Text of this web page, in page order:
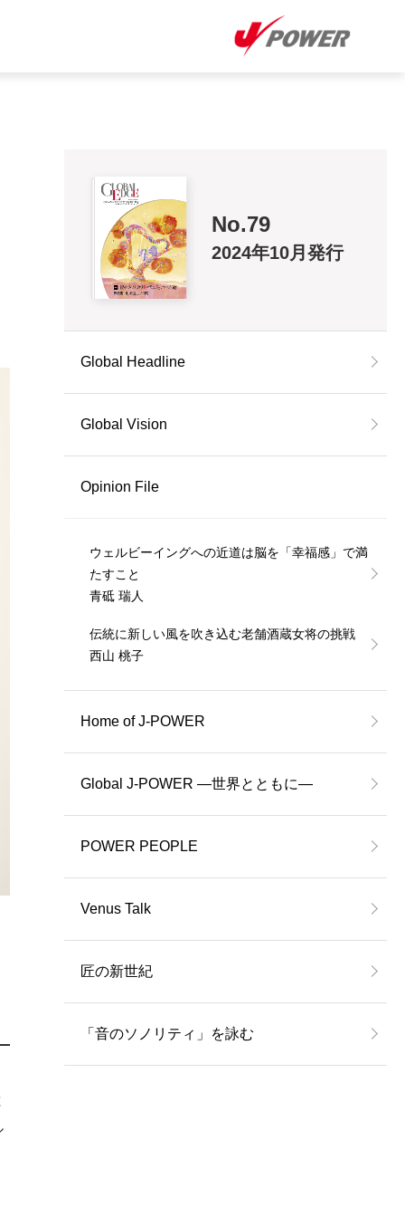
No.79
2024年10月発行
Global Headline
Global Vision
Opinion File
ウェルビーイングへの近道は脳を「幸福感」で満
たすこと
青砥 瑞人
伝統に新しい風を吹き込む老舗酒蔵女将の挑戦
西山 桃子
Home of J-POWER
Global J-POWER ―世界とともに―
POWER PEOPLE
Venus Talk
匠の新世紀
「音のソノリティ」を詠む